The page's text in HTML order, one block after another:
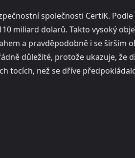
společnosti CertiK.
miliard dolarů. Takto vysoký
a pravděpodobně i se širším
důležité, protože ukazuje, že
tocích, než se dříve